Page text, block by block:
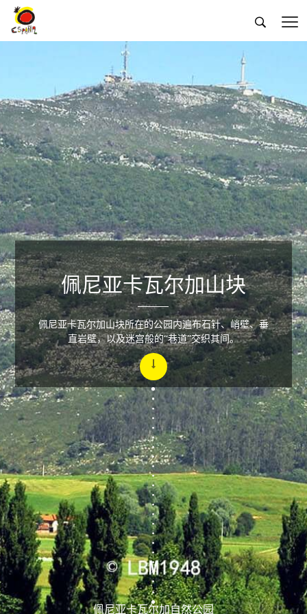
 
佩尼亚卡瓦尔加自然公园
佩尼亚卡瓦尔加山块
佩尼亚卡瓦尔加山块所在的公园内遍布石针、峭壁、垂
直岩壁，以及迷宫般的“巷道”交织其间。